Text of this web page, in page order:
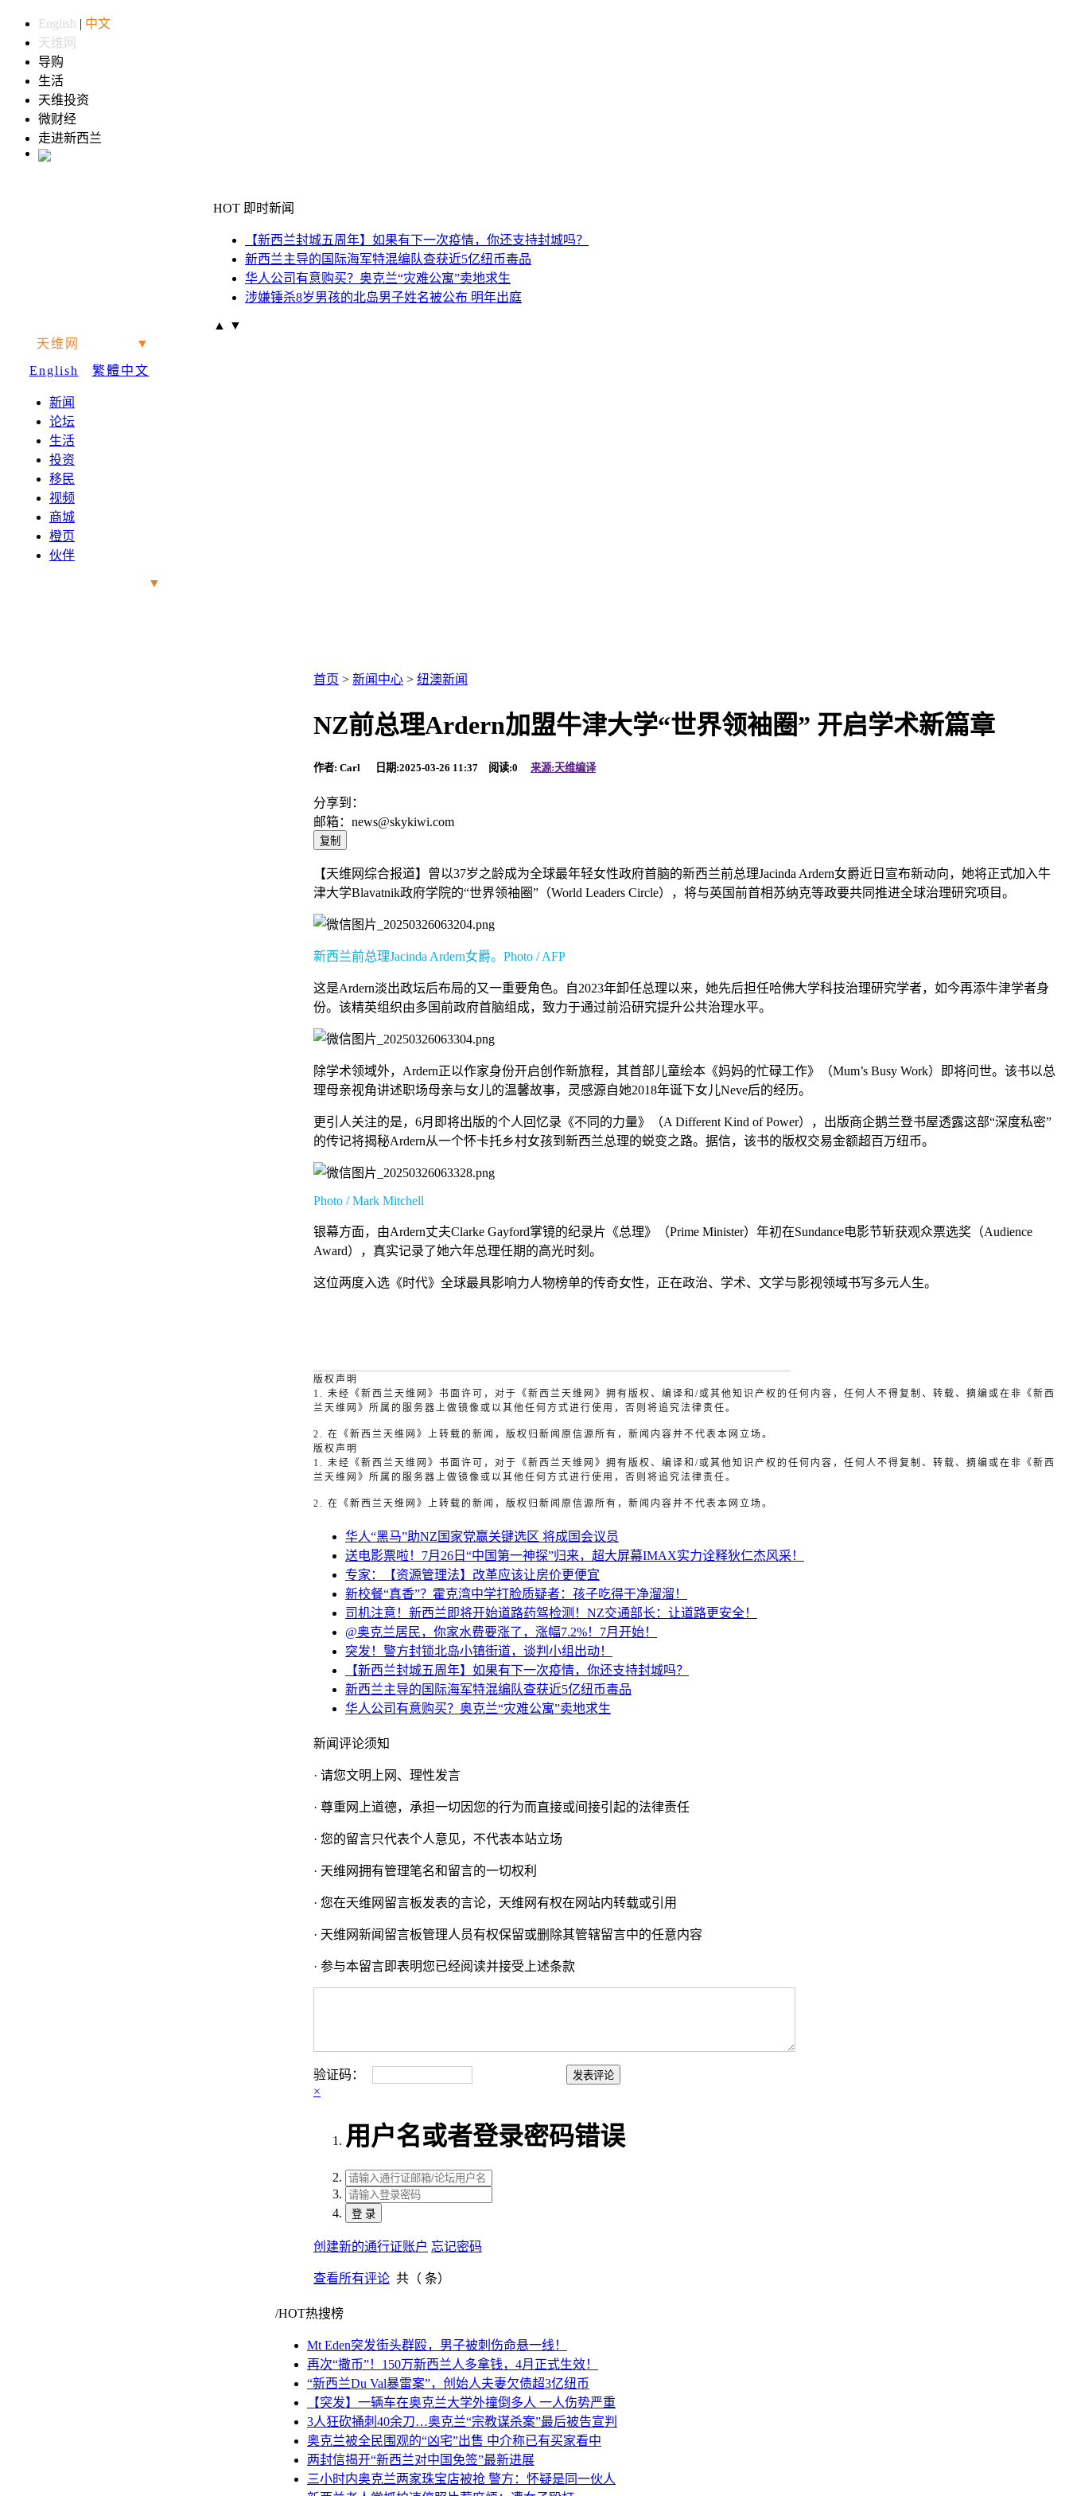
English | 中文
天维网
导购
生活
天维投资
微财经
走进新西兰
HOT 即时新闻
【新西兰封城五周年】如果有下一次疫情，你还支持封城吗？
新西兰主导的国际海军特混编队查获近5亿纽币毒品
华人公司有意购买？奥克兰“灾难公寓”卖地求生
涉嫌锤杀8岁男孩的北岛男子姓名被公布 明年出庭
▲
▼
天维网
▼
English
繁體中文
新闻
论坛
生活
投资
移民
视频
商城
橙页
伙伴
▼
首页 > 新闻中心 > 纽澳新闻
NZ前总理Ardern加盟牛津大学“世界领袖圈” 开启学术新篇章
作者: Carl 日期:2025-03-26 11:37 阅读:0 来源:天维编译
分享到：
邮箱： news@skykiwi.com
复制
【天维网综合报道】曾以37岁之龄成为全球最年轻女性政府首脑的新西兰前总理Jacinda Ardern女爵近日宣布新动向，她将正式加入牛
津大学Blavatnik政府学院的“世界领袖圈”（World Leaders Circle），将与英国前首相苏纳克等政要共同推进全球治理研究项目。
新西兰前总理Jacinda Ardern女爵。Photo / AFP
这是Ardern淡出政坛后布局的又一重要角色。自2023年卸任总理以来，她先后担任哈佛大学科技治理研究学者，如今再添牛津学者身
份。该精英组织由多国前政府首脑组成，致力于通过前沿研究提升公共治理水平。
除学术领域外，Ardern正以作家身份开启创作新旅程，其首部儿童绘本《妈妈的忙碌工作》（Mum’s Busy Work）即将问世。该书以总
理母亲视角讲述职场母亲与女儿的温馨故事，灵感源自她2018年诞下女儿Neve后的经历。
更引人关注的是，6月即将出版的个人回忆录《不同的力量》（A Different Kind of Power），出版商企鹅兰登书屋透露这部“深度私密”
的传记将揭秘Ardern从一个怀卡托乡村女孩到新西兰总理的蜕变之路。据信，该书的版权交易金额超百万纽币。
Photo / Mark Mitchell
银幕方面，由Ardern丈夫Clarke Gayford掌镜的纪录片《总理》（Prime Minister）年初在Sundance电影节斩获观众票选奖（Audience
Award），真实记录了她六年总理任期的高光时刻。
这位两度入选《时代》全球最具影响力人物榜单的传奇女性，正在政治、学术、文学与影视领域书写多元人生。
版权声明
1. 未经《新西兰天维网》书面许可，对于《新西兰天维网》拥有版权、编译和/或其他知识产权的任何内容，任何人不得复制、转载、摘编或在非《新西
兰天维网》所属的服务器上做镜像或以其他任何方式进行使用，否则将追究法律责任。
2. 在《新西兰天维网》上转载的新闻，版权归新闻原信源所有，新闻内容并不代表本网立场。
版权声明
1. 未经《新西兰天维网》书面许可，对于《新西兰天维网》拥有版权、编译和/或其他知识产权的任何内容，任何人不得复制、转载、摘编或在非《新西
兰天维网》所属的服务器上做镜像或以其他任何方式进行使用，否则将追究法律责任。
2. 在《新西兰天维网》上转载的新闻，版权归新闻原信源所有，新闻内容并不代表本网立场。
华人“黑马”助NZ国家党赢关键选区 将成国会议员
送电影票啦！7月26日“中国第一神探”归来，超大屏幕IMAX实力诠释狄仁杰风采！
专家：【资源管理法】改革应该让房价更便宜
新校餐“真香”？霍克湾中学打脸质疑者：孩子吃得干净溜溜！
司机注意！新西兰即将开始道路药驾检测！NZ交通部长：让道路更安全！
@奥克兰居民，你家水费要涨了，涨幅7.2%！7月开始！
突发！警方封锁北岛小镇街道，谈判小组出动！
【新西兰封城五周年】如果有下一次疫情，你还支持封城吗？
新西兰主导的国际海军特混编队查获近5亿纽币毒品
华人公司有意购买？奥克兰“灾难公寓”卖地求生
新闻评论须知
· 请您文明上网、理性发言
· 尊重网上道德，承担一切因您的行为而直接或间接引起的法律责任
· 您的留言只代表个人意见，不代表本站立场
· 天维网拥有管理笔名和留言的一切权利
· 您在天维网留言板发表的言论，天维网有权在网站内转载或引用
· 天维网新闻留言板管理人员有权保留或删除其管辖留言中的任意内容
· 参与本留言即表明您已经阅读并接受上述条款
验证码：
×
用户名或者登录密码错误
登 录
创建新的通行证账户 忘记密码
查看所有评论 共（ 条）
/HOT热搜榜
Mt Eden突发街头群殴，男子被刺伤命悬一线！
再次“撒币”！150万新西兰人多拿钱，4月正式生效！
“新西兰Du Val暴雷案”，创始人夫妻欠债超3亿纽币
【突发】一辆车在奥克兰大学外撞倒多人 一人伤势严重
3人狂砍捅刺40余刀…奥克兰“宗教谋杀案”最后被告宣判
奥克兰被全民围观的“凶宅”出售 中介称已有买家看中
两封信揭开“新西兰对中国免签”最新进展
三小时内奥克兰两家珠宝店被抢 警方：怀疑是同一伙人